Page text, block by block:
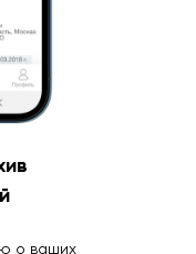
о ваших